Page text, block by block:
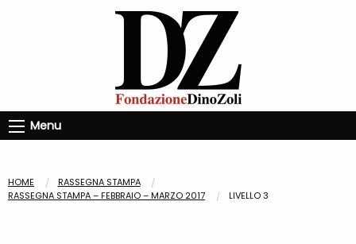
Menu
HOME
RASSEGNA STAMPA
RASSEGNA STAMPA – FEBBRAIO – MARZO 2017
LIVELLO 3